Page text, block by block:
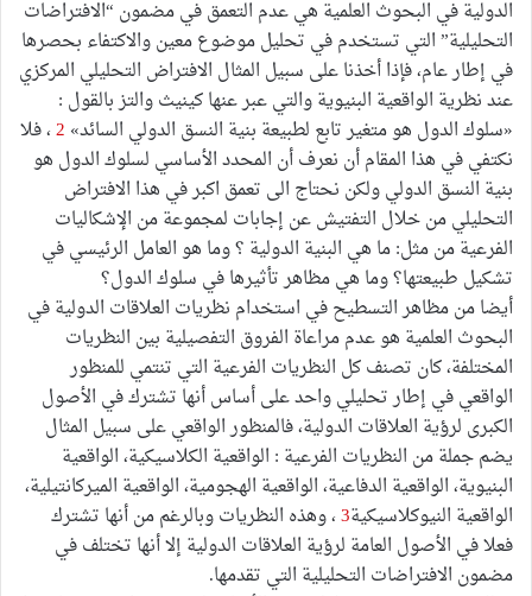
الدولية في البحوث العلمية هي عدم التعمق في مضمون “الافتراضات
التحليلية” التي تستخدم في تحليل موضوع معين والاكتفاء بحصرها
في إطار عام، فإذا أخذنا على سبيل المثال الافتراض التحليلي المركزي
عند نظرية الواقعية البنيوية والتي عبر عنها كينيث والتز بالقول :
«سلوك الدول هو متغير تابع لطبيعة بنية النسق الدولي السائد» 2، فلا
نكتفي في هذا المقام أن نعرف أن المحدد الأساسي لسلوك الدول هو
بنية النسق الدولي ولكن نحتاج الى تعمق اكبر في هذا الافتراض
التحليلي من خلال التفتيش عن إجابات لمجموعة من الإشكاليات
الفرعية من مثل: ما هي البنية الدولية ؟ وما هو العامل الرئيسي في
تشكيل طبيعتها؟ وما هي مظاهر تأثيرها في سلوك الدول؟
أيضا من مظاهر التسطيح في استخدام نظريات العلاقات الدولية في
البحوث العلمية هو عدم مراعاة الفروق التفصيلية بين النظريات
المختلفة، كان تصنف كل النظريات الفرعية التي تنتمي للمنظور
الواقعي في إطار تحليلي واحد على أساس أنها تشترك في الأصول
الكبرى لرؤية العلاقات الدولية، فالمنظور الواقعي على سبيل المثال
يضم جملة من النظريات الفرعية : الواقعية الكلاسيكية، الواقعية
البنيوية، الواقعية الدفاعية، الواقعية الهجومية، الواقعية الميركانتيلية،
الواقعية النيوكلاسيكية3، وهذه النظريات وبالرغم من أنها تشترك
فعلا في الأصول العامة لرؤية العلاقات الدولية إلا أنها تختلف في
مضمون الافتراضات التحليلية التي تقدمها.